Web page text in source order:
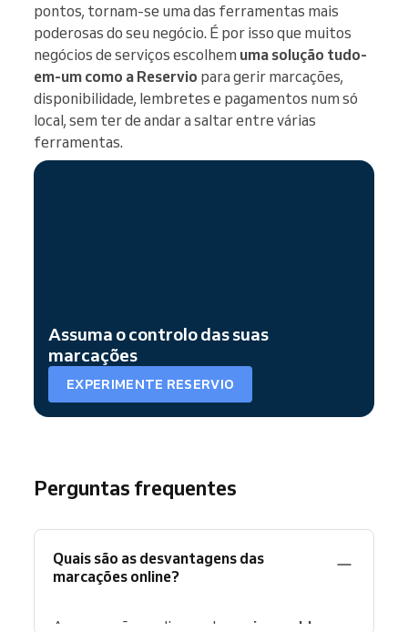
pontos, tornam-se uma das ferramentas mais
poderosas do seu negócio. É por isso que muitos
negócios de serviços escolhem uma solução tudo-
em-um como a Reservio para gerir marcações,
disponibilidade, lembretes e pagamentos num só
local, sem ter de andar a saltar entre várias
ferramentas.
Assuma o controlo das suas
marcações
EXPERIMENTE RESERVIO
Perguntas frequentes
Quais são as desvantagens das
marcações online?
As marcações online podem criar problemas